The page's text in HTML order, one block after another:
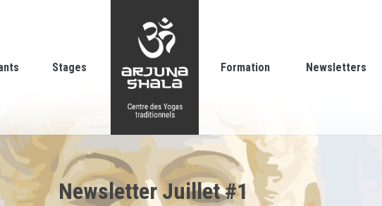
Stages Formation Newsletters
Newsletter Juillet #1